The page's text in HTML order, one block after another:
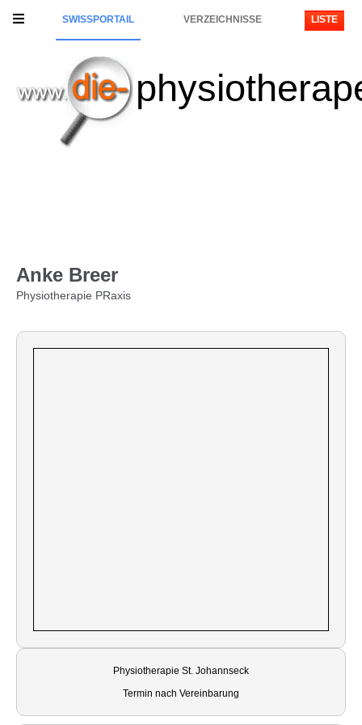
SWISSPORTAIL VERZEICHNISSE LISTE
Anke Breer
Physiotherapie PRaxis
Physiotherapie St. Johannseck
Termin nach Vereinbarung